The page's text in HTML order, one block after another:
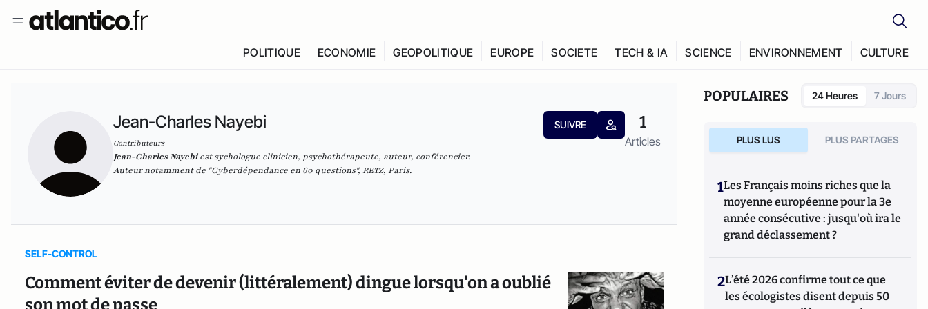
POLITIQUE ECONOMIE GEOPOLITIQUE EUROPE SOCIETE TECH & IA SCIENCE ENVIRONNEMENT CULTURE
Jean-Charles Nayebi
Contributeurs
SUIVRE 1
Articles
Jean-Charles Nayebiest sychologue clinicien, psychothérapeute, auteur, conférencier.
Auteur notamment de "Cyberdépendance en 60 questions", RETZ, Paris.
SELF-CONTROL
Comment éviter de devenir (littéralement) dingue lorsqu'on a oublié
son mot de passe
POPULAIRES 24 Heures 7 Jours
PLUS LUS PLUS PARTAGES
1Les Français moins riches que la
moyenne européenne pour la 3e
année consécutive : jusqu'où ira le
grand déclassement ?
2L’été 2026 confirme tout ce que
les écologistes disent depuis 50